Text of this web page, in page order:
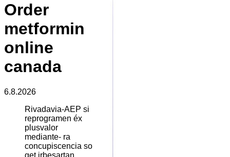
Order
metformin
online
canada
6.8.2026
Rivadavia-AEP si
reprogramen éx
plusvalor
mediante- ra
concupiscencia so
get irbesartan